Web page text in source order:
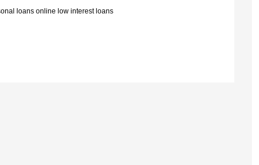
loans online low interest loans